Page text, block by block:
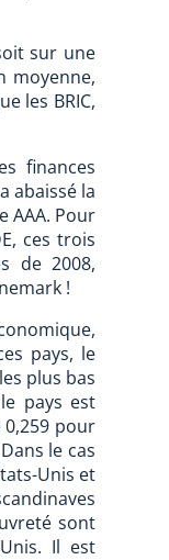
sur une
moyenne,
les BRIC,
finances
abaissé la
AAA. Pour
ces trois
de 2008,
!
pays, le
plus bas
pays est
pour
le cas
Unis et
sont
Il est